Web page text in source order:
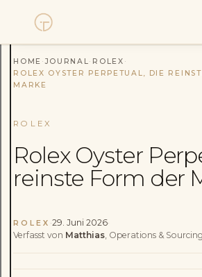
Uhrenankauf
Service
Horology Hub
Kontakt
HOME ·JOURNAL· ROLEX ·
ROLEX OYSTER PERPETUAL, DIE
MARKE
ROLEX
Rolex Oyster
reinste Form der
ROLEX ·29. Juni 2026·
Verfasst von Matthias , Operations & Sourcing